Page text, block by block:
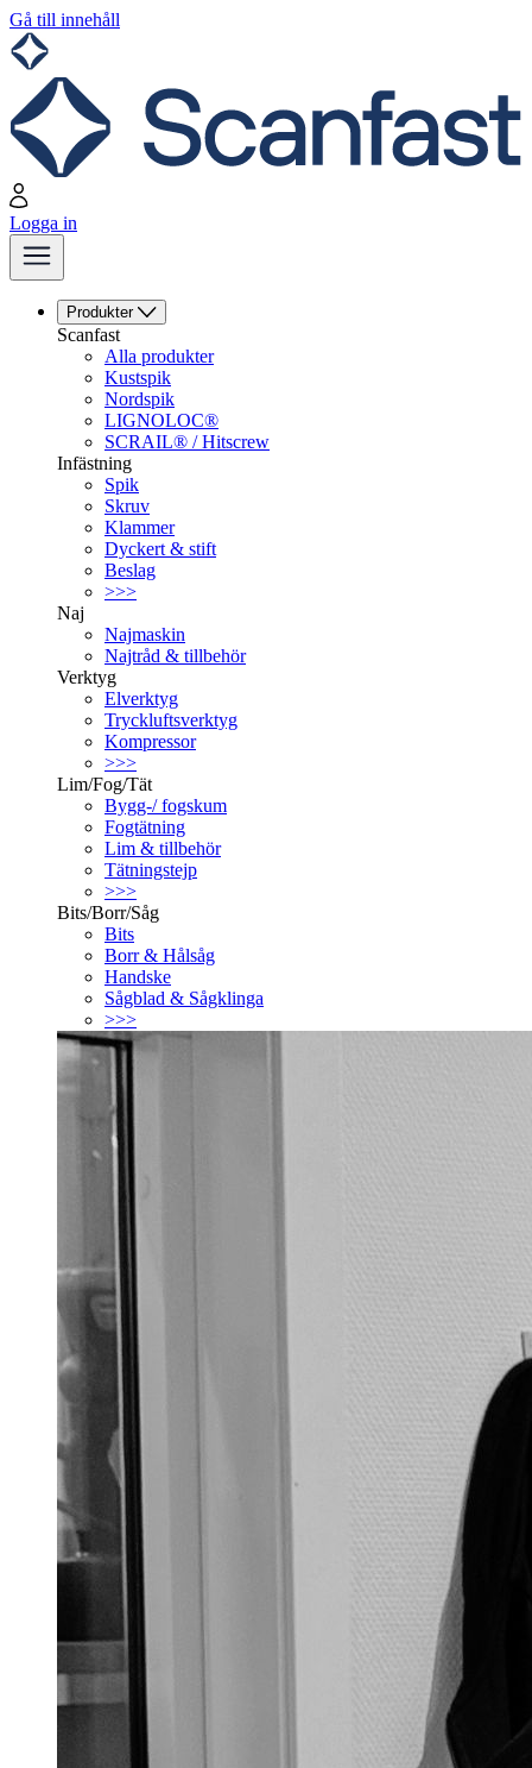
Gå till innehåll
Logga in
Produkter
Scanfast
Alla produkter
Kustspik
Nordspik
LIGNOLOC®
SCRAIL® / Hitscrew
Infästning
Spik
Skruv
Klammer
Dyckert & stift
Beslag
>>>
Naj
Najmaskin
Najtråd & tillbehör
Verktyg
Elverktyg
Tryckluftsverktyg
Kompressor
>>>
Lim/Fog/Tät
Bygg-/ fogskum
Fogtätning
Lim & tillbehör
Tätningstejp
>>>
Bits/Borr/Såg
Bits
Borr & Hålsåg
Handske
Sågblad & Sågklinga
>>>